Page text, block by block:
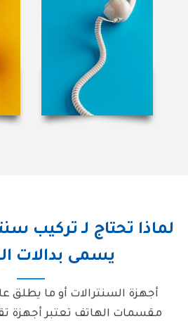
لماذا تحتاج لـ تركيب
يسمى بدالات
أجهزة السنترالات أو ما يطلق
مقسمات الهاتف تعتبر أجهزة